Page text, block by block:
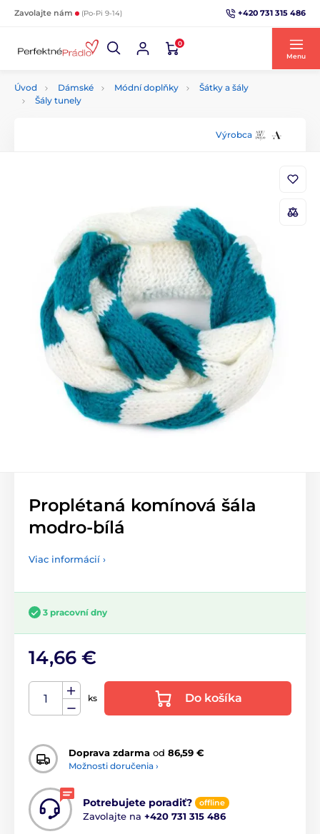
Zavolajte nám (Po-Pi 9-14) +420 731 315 486
0
Menu
Úvod Dámské Módní doplňky
Šátky a šály
Šály tunely
Výrobca
Proplétaná komínová šála
modro-bílá
Viac informácií ›
3 pracovní dny
14,66 €
ks Do košíka
Doprava zdarma od 86,59 €
Možnosti doručenia ›
Potrebujete poradiť? offline
Zavolajte na +420 731 315 486